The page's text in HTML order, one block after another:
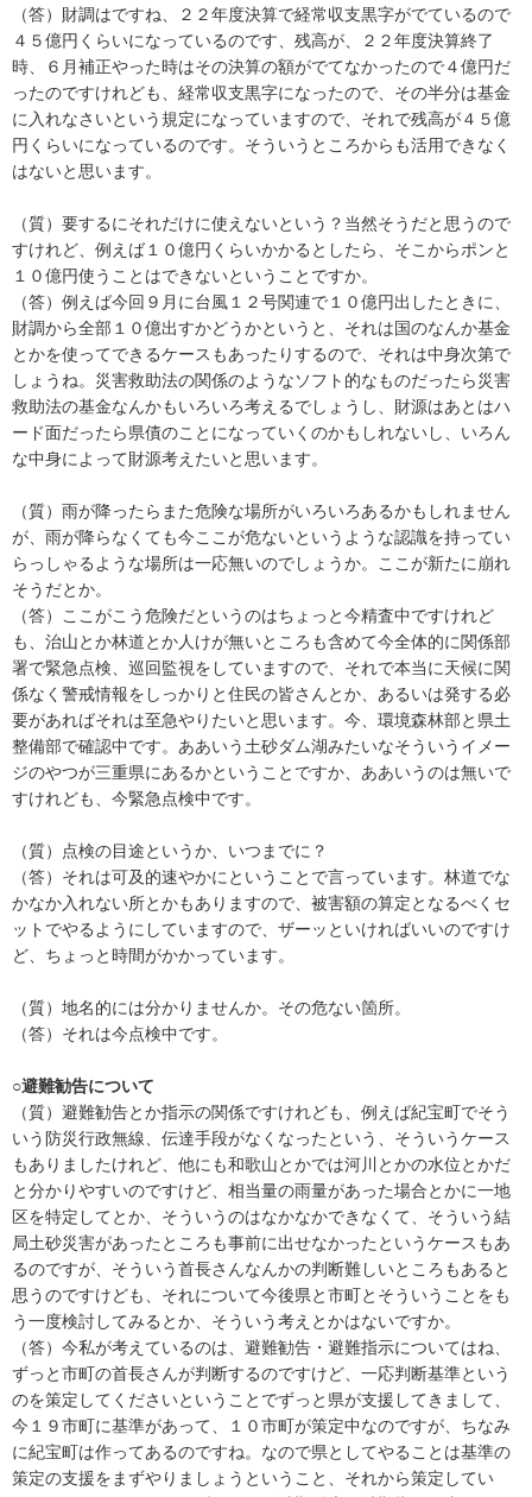
（答）財調はですね、２２年度決算で経常収支黒字がでているので
４５億円くらいになっているのです、残高が、２２年度決算終了
時、６月補正やった時はその決算の額がでてなかったので４億円だ
ったのですけれども、経常収支黒字になったので、その半分は基金
に入れなさいという規定になっていますので、それで残高が４５億
円くらいになっているのです。そういうところからも活用できなく
はないと思います。
（質）要するにそれだけに使えないという？当然そうだと思うので
すけれど、例えば１０億円くらいかかるとしたら、そこからポンと
１０億円使うことはできないということですか。
（答）例えば今回９月に台風１２号関連で１０億円出したときに、
財調から全部１０億出すかどうかというと、それは国のなんか基金
とかを使ってできるケースもあったりするので、それは中身次第で
しょうね。災害救助法の関係のようなソフト的なものだったら災害
救助法の基金なんかもいろいろ考えるでしょうし、財源はあとはハ
ード面だったら県債のことになっていくのかもしれないし、いろん
な中身によって財源考えたいと思います。
（質）雨が降ったらまた危険な場所がいろいろあるかもしれません
が、雨が降らなくても今ここが危ないというような認識を持ってい
らっしゃるような場所は一応無いのでしょうか。ここが新たに崩れ
そうだとか。
（答）ここがこう危険だというのはちょっと今精査中ですけれど
も、治山とか林道とか人けが無いところも含めて今全体的に関係部
署で緊急点検、巡回監視をしていますので、それで本当に天候に関
係なく警戒情報をしっかりと住民の皆さんとか、あるいは発する必
要があればそれは至急やりたいと思います。今、環境森林部と県土
整備部で確認中です。ああいう土砂ダム湖みたいなそういうイメー
ジのやつが三重県にあるかということですか、ああいうのは無いで
すけれども、今緊急点検中です。
（質）点検の目途というか、いつまでに？
（答）それは可及的速やかにということで言っています。林道でな
かなか入れない所とかもありますので、被害額の算定となるべくセ
ットでやるようにしていますので、ザーッといければいいのですけ
ど、ちょっと時間がかかっています。
（質）地名的には分かりませんか。その危ない箇所。
（答）それは今点検中です。
○避難勧告について
（質）避難勧告とか指示の関係ですけれども、例えば紀宝町でそう
いう防災行政無線、伝達手段がなくなったという、そういうケース
もありましたけれど、他にも和歌山とかでは河川とかの水位とかだ
と分かりやすいのですけど、相当量の雨量があった場合とかに一地
区を特定してとか、そういうのはなかなかできなくて、そういう結
局土砂災害があったところも事前に出せなかったというケースもあ
るのですが、そういう首長さんなんかの判断難しいところもあると
思うのですけども、それについて今後県と市町とそういうことをも
う一度検討してみるとか、そういう考えとかはないですか。
（答）今私が考えているのは、避難勧告・避難指示についてはね、
ずっと市町の首長さんが判断するのですけど、一応判断基準という
のを策定してくださいということでずっと県が支援してきまして、
今１９市町に基準があって、１０市町が策定中なのですが、ちなみ
に紀宝町は作ってあるのですね。なので県としてやることは基準の
策定の支援をまずやりましょうということ、それから策定してい